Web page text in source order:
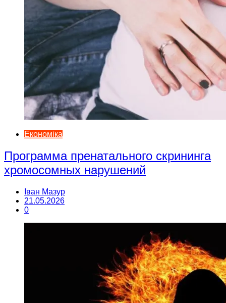
Економіка
Программа пренатального скрининга
хромосомных нарушений
Іван Мазур
21.05.2026
0